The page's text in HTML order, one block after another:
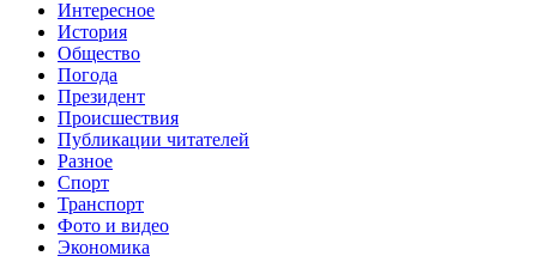
Интересное
История
Общество
Погода
Президент
Происшествия
Публикации читателей
Разное
Спорт
Транспорт
Фото и видео
Экономика